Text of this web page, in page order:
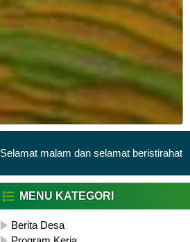
Selamat malam dan selamat beristirahat
MENU KATEGORI
Berita Desa